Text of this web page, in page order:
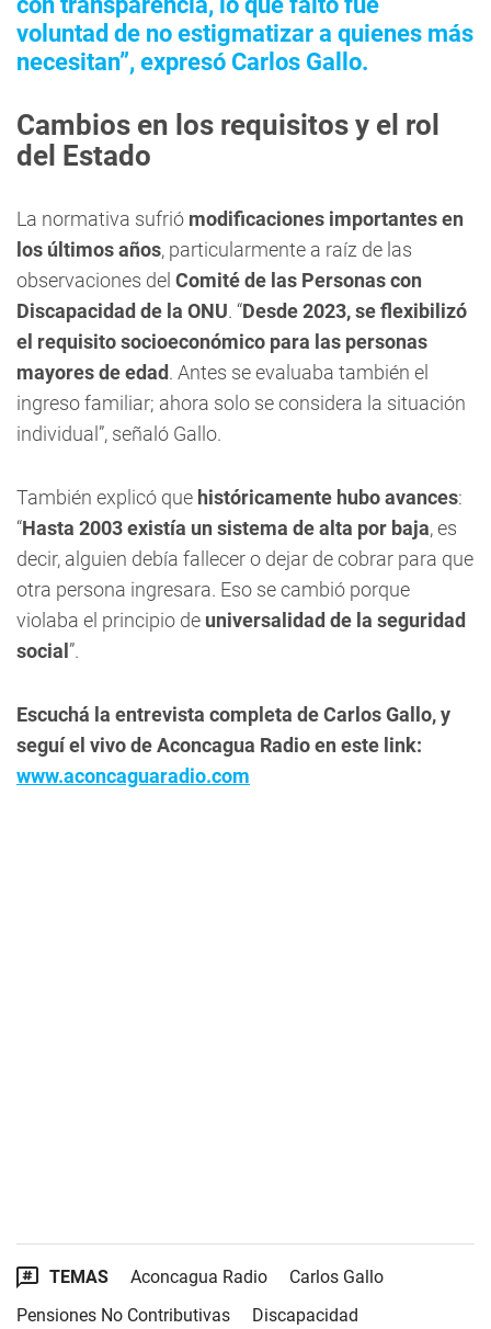
voluntad de no estigmatizar a quienes más
necesitan”, expresó Carlos Gallo.
Cambios en los requisitos y el rol
del Estado
La normativa sufrió modificaciones importantes en
los últimos años, particularmente a raíz de las
observaciones del Comité de las Personas con
Discapacidad de la ONU. “Desde 2023, se flexibilizó
el requisito socioeconómico para las personas
mayores de edad. Antes se evaluaba también el
ingreso familiar; ahora solo se considera la situación
individual”, señaló Gallo.
También explicó que históricamente hubo avances:
“Hasta 2003 existía un sistema de alta por baja, es
decir, alguien debía fallecer o dejar de cobrar para que
otra persona ingresara. Eso se cambió porque
violaba el principio de universalidad de la seguridad
social ”.
Escuchá la entrevista completa de Carlos Gallo, y
seguí el vivo de Aconcagua Radio en este link:
www.aconcaguaradio.com
TEMAS Aconcagua Radio
Carlos Gallo
Pensiones No Contributivas
Discapacidad